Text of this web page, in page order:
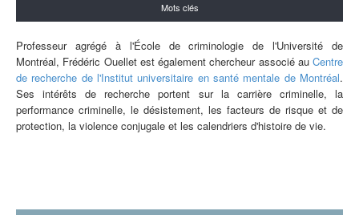
Mots clés
Professeur agrégé à l'École de criminologie de l'Université de
Montréal, Frédéric Ouellet est également chercheur associé au Centre
de recherche de l'Institut universitaire en santé mentale de Montréal.
Ses intérêts de recherche portent sur la carrière criminelle, la
performance criminelle, le désistement, les facteurs de risque et de
protection, la violence conjugale et les calendriers d'histoire de vie.